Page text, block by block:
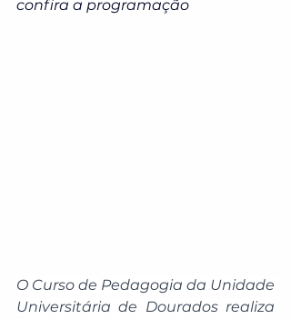
confira a programação
O Curso de Pedagogia da Unidade
Universitária de Dourados realiza